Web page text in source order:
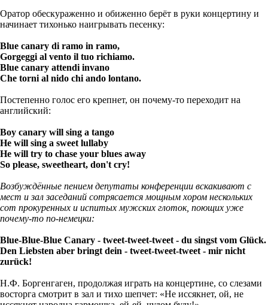
Оратор обескураженно и обиженно берёт в руки концертину и
начинает тихонько наигрывать песенку:
Blue canary di ramo in ramo,
Gorgeggi al vento il tuo richiamo.
Blue canary attendi invano
Che torni al nido chi ando lontano.
Постепенно голос его крепнет, он почему-то переходит на
английский:
Boy canary will sing a tango
He will sing a sweet lullaby
He will try to chase your blues away
So please, sweetheart, don't cry!
Возбуждённые пением депутаты конференции вскакивают с
мест и зал заседаний сотрясается мощным хором нескольких
сот прокуренных и испитых мужских глоток, поющих уже
почему-то по-немецки:
Blue-Blue-Blue Canary - tweet-tweet-tweet - du singst vom Glück.
Den Liebsten aber bringt dein - tweet-tweet-tweet - mir nicht
zurück!
Н.Ф. Боргенгаген, продолжая играть на концертине, со слезами
восторга смотрит в зал и тихо шепчет: «Не иссякнет, ой, не